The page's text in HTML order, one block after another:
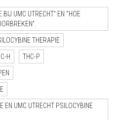
UMC UTRECHT” EN “HOE
THERAPIE
H THC-P
EN UMC UTRECHT PSILOCYBINE